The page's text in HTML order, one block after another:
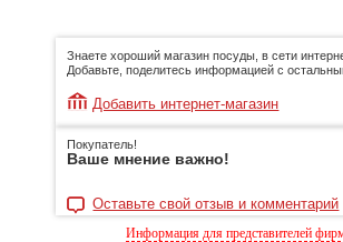
Знаете хороший магазин посуды, в сети
Добавьте, поделитесь информацией с
Добавить интернет-магазин
Покупатель!
Ваше мнение важно!
Оставьте свой отзыв и комментарий
Информация для представителей